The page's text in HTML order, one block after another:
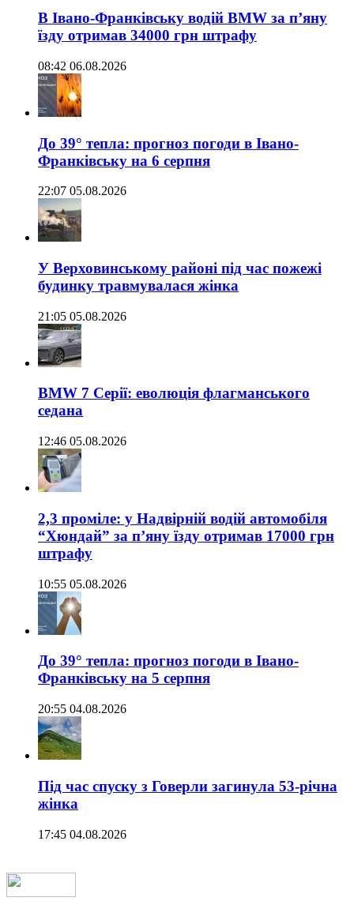
В Івано-Франківську водій BMW за п’яну
їзду отримав 34000 грн штрафу
08:42 06.08.2026
До 39° тепла: прогноз погоди в Івано-
Франківську на 6 серпня
22:07 05.08.2026
У Верховинському районі під час пожежі
будинку травмувалася жінка
21:05 05.08.2026
BMW 7 Серії: еволюція флагманського
седана
12:46 05.08.2026
2,3 проміле: у Надвірній водій автомобіля
“Хюндай” за п’яну їзду отримав 17000 грн
штрафу
10:55 05.08.2026
До 39° тепла: прогноз погоди в Івано-
Франківську на 5 серпня
20:55 04.08.2026
Під час спуску з Говерли загинула 53-річна
жінка
17:45 04.08.2026